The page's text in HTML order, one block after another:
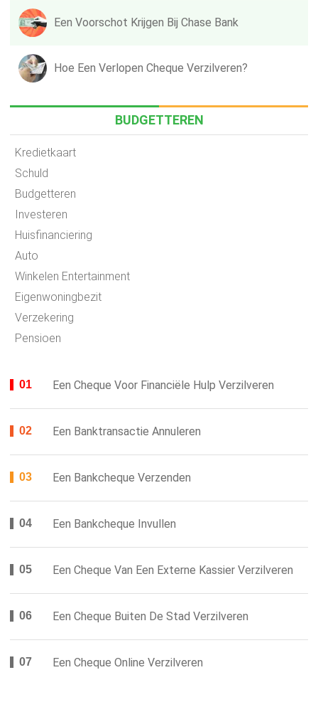
Een Voorschot Krijgen Bij Chase Bank
Hoe Een Verlopen Cheque Verzilveren?
BUDGETTEREN
Kredietkaart
Schuld
Budgetteren
Investeren
Huisfinanciering
Auto
Winkelen Entertainment
Eigenwoningbezit
Verzekering
Pensioen
Een Cheque Voor Financiële Hulp Verzilveren
Een Banktransactie Annuleren
Een Bankcheque Verzenden
Een Bankcheque Invullen
Een Cheque Van Een Externe Kassier Verzilveren
Een Cheque Buiten De Stad Verzilveren
Een Cheque Online Verzilveren